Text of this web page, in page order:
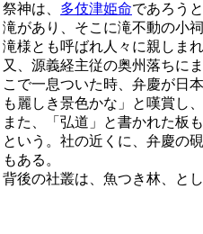
祭神は、 多伎津姫命であろう
滝があり、そこに滝不動の小
滝様とも呼ばれ人々に親しまれ
又、源義経主従の奥州落ちに
こで一息ついた時、弁慶が日
も麗しき景色かな」と嘆賞し
また、「弘道」と書かれた板
という。社の近くに、弁慶の
もある。
背後の社叢は、魚つき林、と